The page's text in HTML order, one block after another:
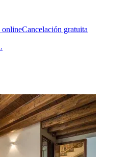
onlineCancelación gratuita